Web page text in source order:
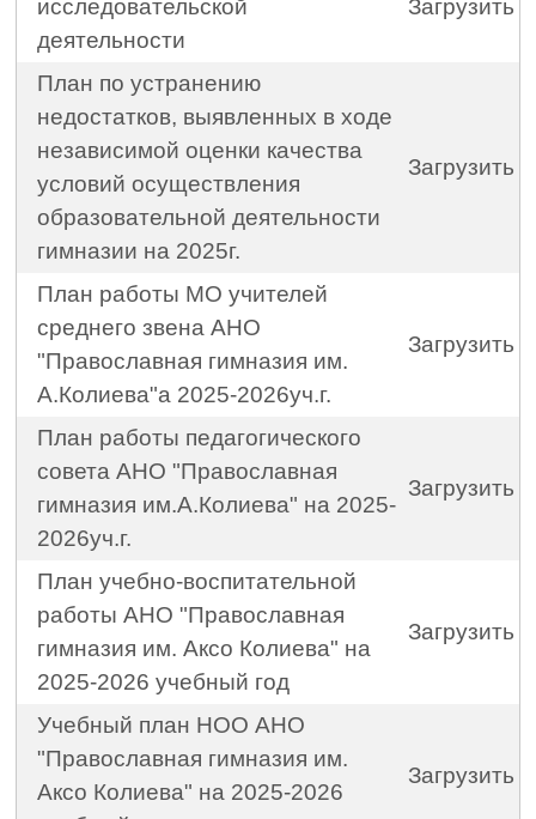
исследовательской
деятельности
Загрузить
План по устранению
недостатков, выявленных в ходе
независимой оценки качества
условий осуществления
образовательной деятельности
гимназии на 2025г.
Загрузить
План работы МО учителей
среднего звена АНО
"Православная гимназия им.
А.Колиева"а 2025-2026уч.г.
Загрузить
План работы педагогического
совета АНО "Православная
гимназия им.А.Колиева" на 2025-
2026уч.г.
Загрузить
План учебно-воспитательной
работы АНО "Православная
гимназия им. Аксо Колиева" на
2025-2026 учебный год
Загрузить
Учебный план НОО АНО
"Православная гимназия им.
Аксо Колиева" на 2025-2026
Загрузить